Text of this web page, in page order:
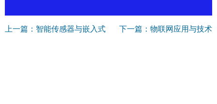
上一篇：智能传感器与嵌入式 下一篇：物联网应用与技术